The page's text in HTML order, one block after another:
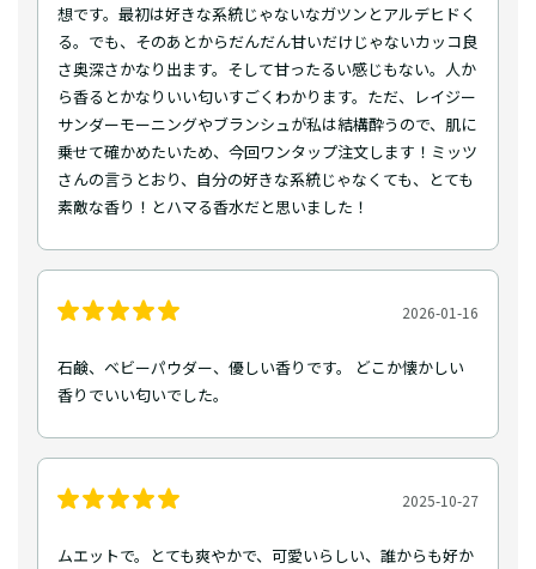
想です。最初は好きな系統じゃないなガツンとアルデヒドく
る。でも、そのあとからだんだん甘いだけじゃないカッコ良
さ奥深さかなり出ます。そして甘ったるい感じもない。人か
ら香るとかなりいい匂いすごくわかります。ただ、レイジー
サンダーモーニングやブランシュが私は結構酔うので、肌に
乗せて確かめたいため、今回ワンタップ注文します！ミッツ
さんの言うとおり、自分の好きな系統じゃなくても、とても
素敵な香り！とハマる香水だと思いました！
2026-01-16
石鹸、ベビーパウダー、優しい香りです。 どこか懐かしい
香りでいい匂いでした。
2025-10-27
ムエットで。とても爽やかで、可愛いらしい、誰からも好か